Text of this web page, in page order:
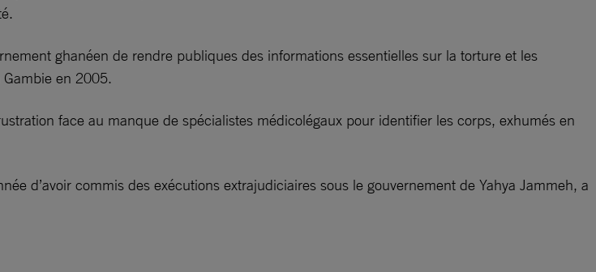
ghanéen de rendre publiques des informations essentielles sur la torture et les
Gambie en 2005.
face au manque de spécialistes médicolégaux pour identifier les corps, exhumés en
d’avoir commis des exécutions extrajudiciaires sous le gouvernement de Yahya Jammeh, a